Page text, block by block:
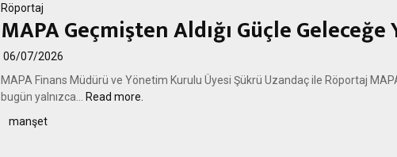
Röportaj
MAPA Geçmişten Aldığı Güçle Geleceğe
06/07/2026
MAPA Finans Müdürü ve Yönetim Kurulu Üyesi Şükrü Uzandaç ile Röportaj
bugün yalnızca... Read more.
manşet